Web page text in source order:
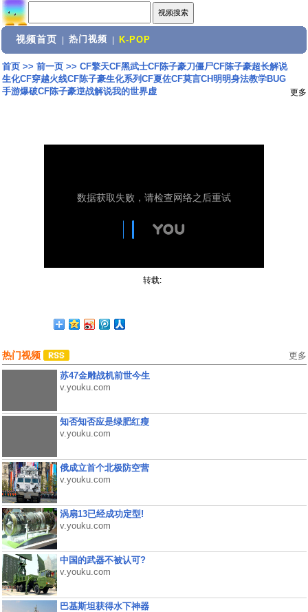
视频首页 热门视频 K-POP
首页>> 前一页>> CF擎天CF黑武士CF陈子豪刀僵尸CF陈子豪超长解说
生化CF穿越火线CF陈子豪生化系列CF夏佐CF莫言CH明明身法教学BUG
手游爆破CF陈子豪逆战解说我的世界虚
更多
转载:
热门视频 更多
苏47金雕战机前世今生
v.youku.com
知否知否应是绿肥红瘦
v.youku.com
俄成立首个北极防空营
v.youku.com
涡扇13已经成功定型!
v.youku.com
中国的武器不被认可?
v.youku.com
巴基斯坦获得水下神器